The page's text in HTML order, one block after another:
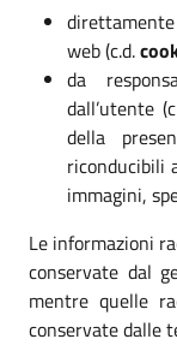
web (c.d.
da
dall’utente
della
riconducibili
immagini,
Le informazioni
conservate dal
mentre quelle
conservate dalle